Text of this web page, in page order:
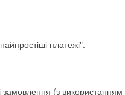
платежі".
(з використанням